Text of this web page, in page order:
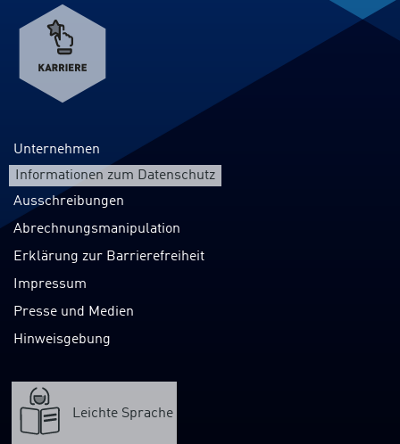
Verweis
zum
Karriereportal
Unternehmen
Informationen zum Datenschutz
Ausschreibungen
Abrechnungsmanipulation
Erklärung zur Barrierefreiheit
Impressum
Presse und Medien
Hinweisgebung
Leichte Sprache